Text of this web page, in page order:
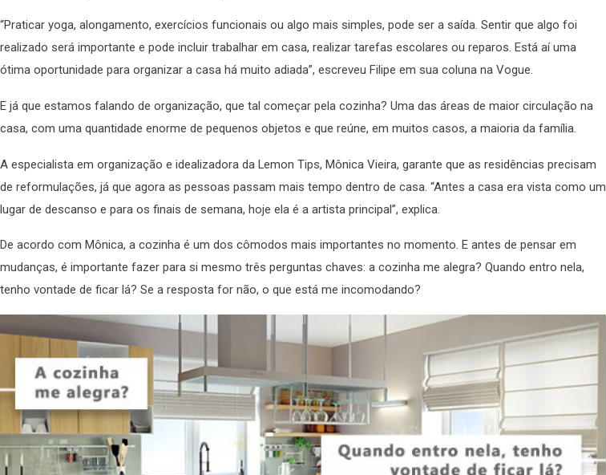
“Praticar yoga, alongamento, exercícios funcionais ou algo mais simples, pode ser a saída. Sentir que algo foi
realizado será importante e pode incluir trabalhar em casa, realizar tarefas escolares ou reparos. Está aí uma
ótima oportunidade para organizar a casa há muito adiada”, escreveu Filipe em sua coluna na Vogue.
E já que estamos falando de organização, que tal começar pela cozinha? Uma das áreas de maior circulação na
casa, com uma quantidade enorme de pequenos objetos e que reúne, em muitos casos, a maioria da família.
A especialista em organização e idealizadora da Lemon Tips, Mônica Vieira, garante que as residências precisam
de reformulações, já que agora as pessoas passam mais tempo dentro de casa. “Antes a casa era vista como um
lugar de descanso e para os finais de semana, hoje ela é a artista principal”, explica.
De acordo com Mônica, a cozinha é um dos cômodos mais importantes no momento. E antes de pensar em
mudanças, é importante fazer para si mesmo três perguntas chaves: a cozinha me alegra? Quando entro nela,
tenho vontade de ficar lá? Se a resposta for não, o que está me incomodando?